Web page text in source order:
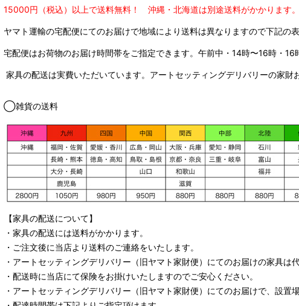
15000円（税込）以上で送料無料！ 沖縄・北海道は別途送料がかかります。
ヤマト運輸の宅配便にてのお届けで地域により送料は異なりますので下記の
宅配便はお荷物のお届け時間帯をご指定できます。 午前中・14時〜16時・16
家具の配送は実費いただいています。アートセッティングデリバリーの家
◯雑貨の送料
【家具の配送について】
・家具の配送には送料がかかります。
・ご注文後に当店より送料のご連絡をいたします。
・ アートセッティングデリバリー （旧ヤマト家財便） にてのお届けの家具は
・配送時に当店にて保険をお掛けいたしますのでご安心ください。
・ アートセッティングデリバリー （旧ヤマト家財便） にてのお届けで、設置